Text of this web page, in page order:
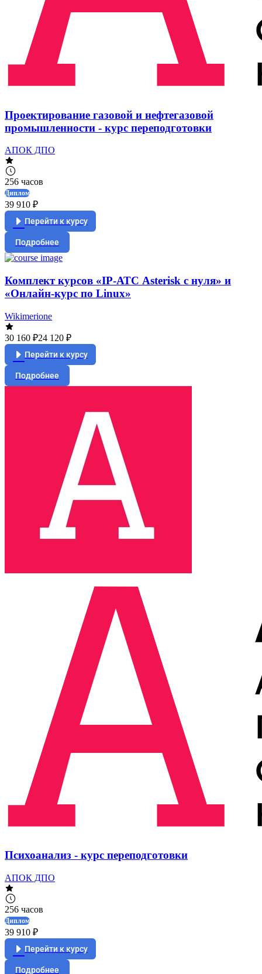
Проектирование газовой и нефтегазовой
промышленности - курс переподготовки
АПОК ДПО
256 часов
Диплом
39 910 ₽
Перейти к курсу
Подробнее
Комплект курсов «IP-АТС Asterisk с нуля» и
«Онлайн-курс по Linux»
Wikimerione
30 160 ₽24 120 ₽
Перейти к курсу
Подробнее
Психоанализ - курс переподготовки
АПОК ДПО
256 часов
Диплом
39 910 ₽
Перейти к курсу
Подробнее